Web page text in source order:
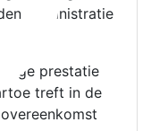
administratie
prestatie
treft in de